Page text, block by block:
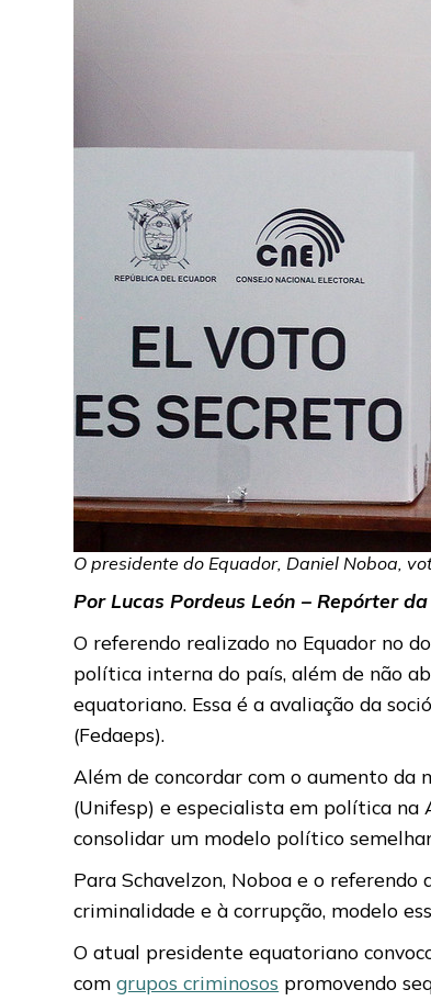
O presidente do Equador, Daniel Noboa,
Por Lucas Pordeus León – Repórter
O referendo realizado no Equador no
política interna do país, além de não
equatoriano. Essa é a avaliação da
(Fedaeps).
Além de concordar com o aumento da
(Unifesp) e especialista em política
consolidar um modelo político
Para Schavelzon, Noboa e o referendo
criminalidade e à corrupção, modelo
O atual presidente equatoriano
comgrupos criminosos promovendo